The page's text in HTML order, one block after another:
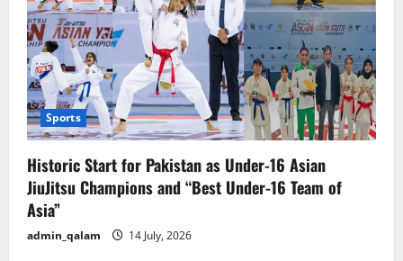
Sports
Historic Start for Pakistan as Under-16 Asian
JiuJitsu Champions and “Best Under-16 Team of
Asia”
admin_qalam 14 July, 2026